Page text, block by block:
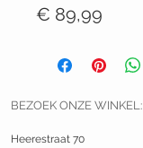
€ 89,99
BEZOEK ONZE WINKEL:
Heerestraat 70